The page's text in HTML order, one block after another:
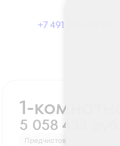
+7 491 230-03-03
1-
5 058 433 руб.
Предчистовая отделка